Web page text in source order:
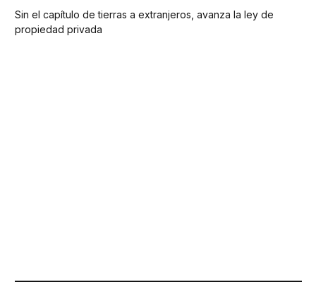
Sin el capítulo de tierras a extranjeros, avanza la ley de
propiedad privada